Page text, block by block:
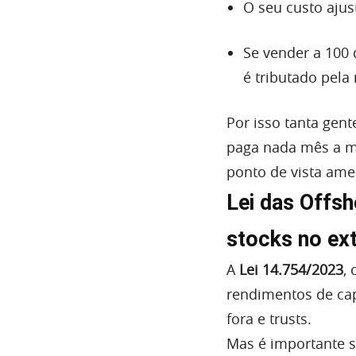
O seu custo
Se vender a
é tributado pela
Por isso tanta
paga nada mês a
ponto de vista
Lei das
stocks no
A Lei 14.754/2023,
rendimentos de
fora e trusts.
Mas é importante